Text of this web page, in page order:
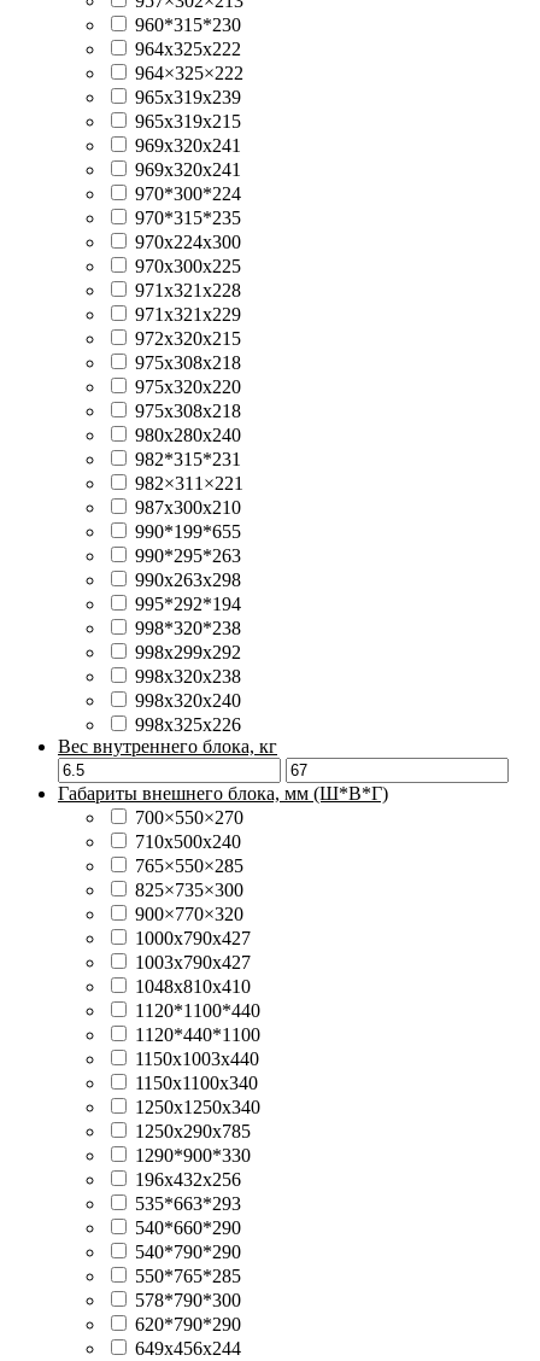
960*315*230
964x325x222
964×325×222
965x319x239
965х319х215
969x320x241
969х320х241
970*300*224
970*315*235
970x224x300
970x300x225
971x321x228
971x321x229
972x320x215
975x308x218
975x320x220
975х308х218
980х280x240
982*315*231
982×311×221
987x300x210
990*199*655
990*295*263
990x263x298
995*292*194
998*320*238
998x299x292
998x320x238
998х320x240
998х325х226
Вес внутреннего блока, кг
Габариты внешнего блока, мм (Ш*В*Г)
700×550×270
710x500x240
765×550×285
825×735×300
900×770×320
1000х790х427
1003x790x427
1048x810x410
1120*1100*440
1120*440*1100
1150x1003x440
1150x1100x340
1250x1250x340
1250x290x785
1290*900*330
196x432x256
535*663*293
540*660*290
540*790*290
550*765*285
578*790*300
620*790*290
649x456x244